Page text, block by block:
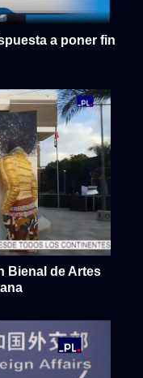
a poner fin
Bienal de Artes